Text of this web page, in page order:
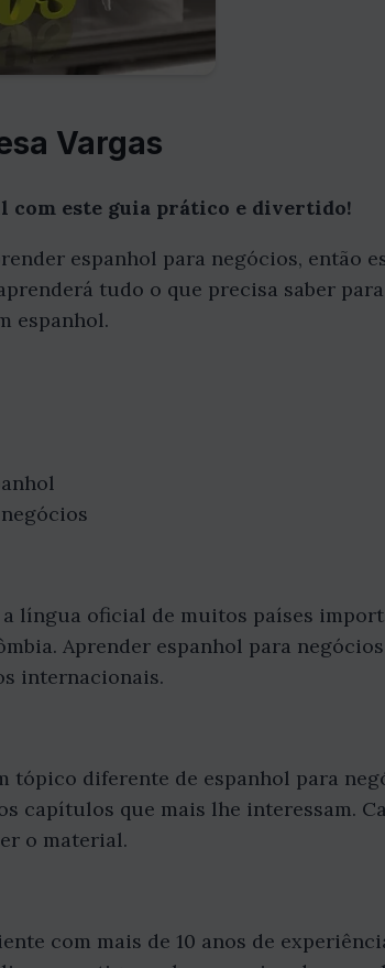
Vargas
com este guia prático e divertido!
espanhol para negócios, então
tudo o que precisa saber
espanhol.
língua oficial de muitos países
Aprender espanhol para negócios
internacionais.
tópico diferente de espanhol para
capítulos que mais lhe interessam.
o material.
com mais de 10 anos de